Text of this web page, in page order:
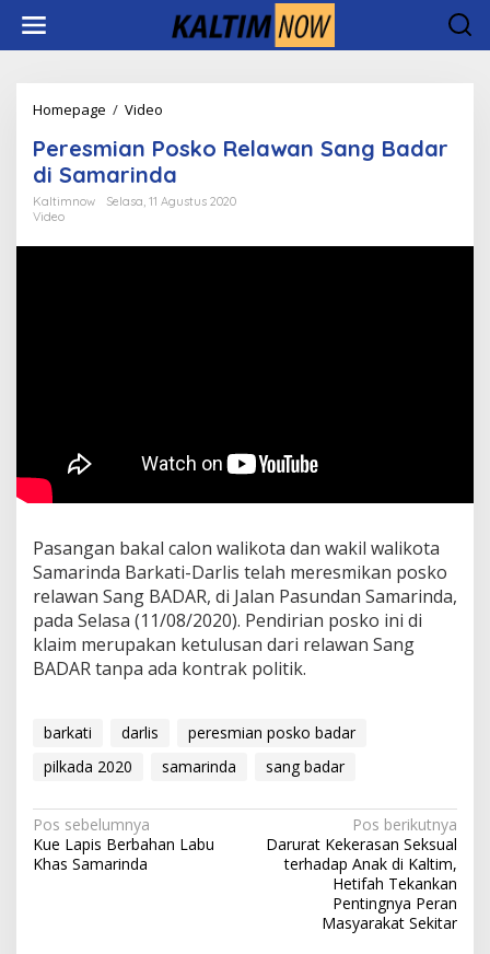
konten
Homepage / Video
Relawan
Sang
Badar
di
Peresmian Posko Relawan Sang Badar
di Samarinda
Kaltimnow
Selasa, 11 Agustus 2020
Video
Pasangan bakal calon walikota dan wakil walikota
Samarinda Barkati-Darlis telah meresmikan posko
relawan Sang BADAR, di Jalan Pasundan Samarinda,
pada Selasa (11/08/2020). Pendirian posko ini di
klaim merupakan ketulusan dari relawan Sang
BADAR tanpa ada kontrak politik.
barkati darlis
peresmian posko badar
pilkada 2020
samarinda sang badar
Navigasi
pos
Pos sebelumnya
Kue Lapis Berbahan Labu
Khas Samarinda
Pos berikutnya
Darurat Kekerasan Seksual
terhadap Anak di Kaltim,
Hetifah Tekankan
Pentingnya Peran
Masyarakat Sekitar